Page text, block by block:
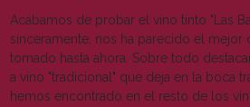
Acabamos de probar el vino tinto "Las
sinceramente, nos ha parecido el
tomado hasta ahora. Sobre todo
a vino "tradicional" que deja en la boca
hemos encontrado en el resto de los